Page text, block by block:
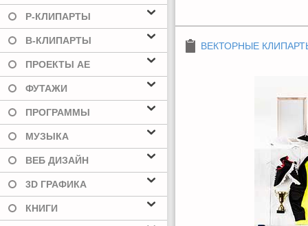
Р-КЛИПАРТЫ
В-КЛИПАРТЫ
ПРОЕКТЫ AE
ФУТАЖИ
ПРОГРАММЫ
МУЗЫКА
ВЕБ ДИЗАЙН
3D ГРАФИКА
КНИГИ
ВЕКТОРНЫЕ